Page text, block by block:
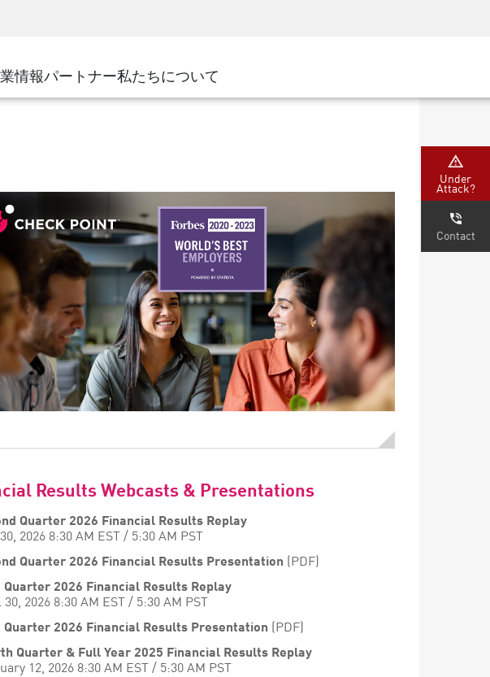
ートアクセス
体
者/サービス プロバイダ
業および中規模企業
情報イベント&ウェビナー
パートナー
Cloud Platform
私たちについて
Results Webcasts & Presentations
Quarter 2026 Financial Results Replay
2026 8:30 AM EST / 5:30 AM PST
Quarter 2026 Financial Results Presentation (PDF)
2026 Financial Results Replay
2026 8:30 AM EST / 5:30 AM PST
2026 Financial Results Presentation (PDF)
Quarter & Full Year 2025 Financial Results Replay
12, 2026 8:30 AM EST / 5:30 AM PST
Under
Attack?
Contact